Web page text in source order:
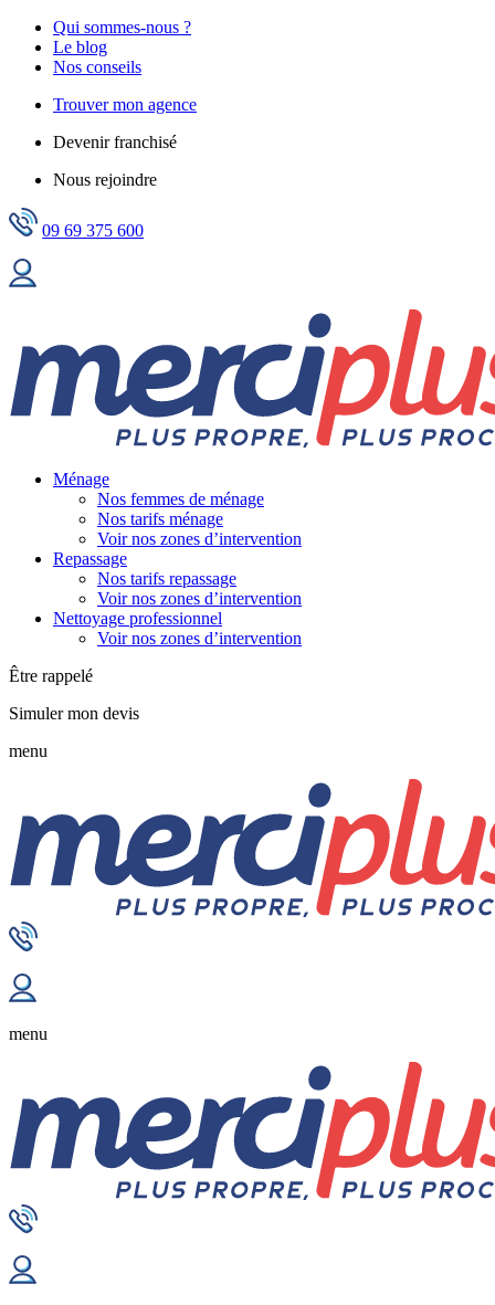
Qui sommes-nous ?
Le blog
Nos conseils
Trouver mon agence
Devenir franchisé
Nous rejoindre
09 69 375 600
Ménage
Nos femmes de ménage
Nos tarifs ménage
Voir nos zones d’intervention
Repassage
Nos tarifs repassage
Voir nos zones d’intervention
Nettoyage professionnel
Voir nos zones d’intervention
Être rappelé
Simuler mon devis
menu
menu